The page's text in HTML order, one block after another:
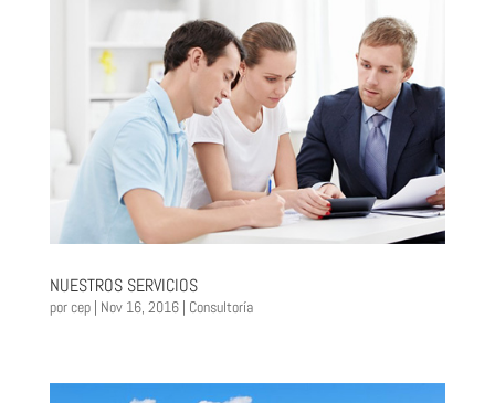
NUESTROS SERVICIOS
porcep| Nov 16, 2016| Consultoría